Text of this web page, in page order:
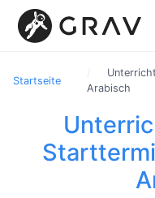
Startseite
Arabisch